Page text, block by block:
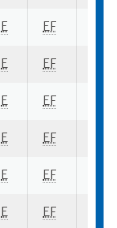
E EF
E EF
E EF
E EF
E EF
E EF